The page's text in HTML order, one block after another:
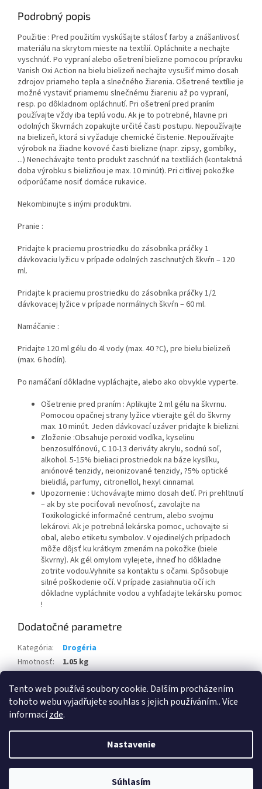
Tento web používá soubory cookie. Dalším procházením
tohoto webu vyjadřujete souhlas s jejich používáním.. Více
informacízde.
Nastavenie
Súhlasím
Podrobný popis
Použitie : Pred použitím vyskúšajte stálosť farby a znášanlivosť
materiálu na skrytom mieste na textílií. Opláchnite a nechajte
vyschnúť. Po vypraní alebo ošetrení bielizne pomocou prípravku
Vanish Oxi Action na bielu bielizeň nechajte vysušiť mimo dosah
zdrojov priameho tepla a slnečného žiarenia. Ošetrené textílie je
možné vystaviť priamemu slnečnému žiareniu až po vypraní,
resp. po dôkladnom opláchnutí. Pri ošetrení pred praním
používajte vždy iba teplú vodu. Ak je to potrebné, hlavne pri
odolných škvrnách zopakujte určité časti postupu. Nepoužívajte
na bielizeň, ktorá si vyžaduje chemické čistenie. Nepoužívajte
výrobok na žiadne kovové časti bielizne (napr. zipsy, gombíky,
...) Nenechávajte tento produkt zaschnúť na textíliách (kontaktná
doba výrobku s bielizňou je max. 10 minút). Pri citlivej pokožke
odporúčame nosiť domáce rukavice.
Nekombinujte s inými produktmi.
Pranie :
Pridajte k praciemu prostriedku do zásobníka práčky 1
dávkovaciu lyžicu v prípade odolných zaschnutých škvŕn – 120
ml.
Pridajte k praciemu prostriedku do zásobníka práčky 1/2
dávkovacej lyžice v prípade normálnych škvŕn – 60 ml.
Namáčanie :
Pridajte 120 ml gélu do 4l vody (max. 40 ?C), pre bielu bielizeň
(max. 6 hodín).
Po namáčaní dôkladne vypláchajte, alebo ako obvykle vyperte.
Ošetrenie pred praním : Aplikujte 2 ml gélu na škvrnu.
Pomocou opačnej strany lyžice vtierajte gél do škvrny
max. 10 minút. Jeden dávkovací uzáver pridajte k bielizni.
Zloženie :Obsahuje peroxid vodíka, kyselinu
benzosulfónovú, C 10-13 deriváty akrylu, sodnú soľ,
alkohol. 5-15% bieliaci prostriedok na báze kyslíku,
aniónové tenzidy, neionizované tenzidy, ?5% optické
bielidlá, parfumy, citronellol, hexyl cinnamal.
Upozornenie : Uchovávajte mimo dosah detí. Pri prehltnutí
– ak by ste pociťovali nevoľnosť, zavolajte na
Toxikologické informačné centrum, alebo svojmu
lekárovi. Ak je potrebná lekárska pomoc, uchovajte si
obal, alebo etiketu symbolov. V ojedinelých prípadoch
môže dôjsť ku krátkym zmenám na pokožke (biele
škvrny). Ak gél omylom vylejete, ihneď ho dôkladne
zotrite vodou.Vyhnite sa kontaktu s očami. Spôsobuje
silné poškodenie očí. V prípade zasiahnutia očí ich
dôkladne vypláchnite vodou a vyhľadajte lekársku pomoc
!
Dodatočné parametre
Kategória:
Drogéria
Hmotnosť:
1.05 kg
Položka bola vypredaná…
Vytvoril Shoptet
DROGERIA123.SK. Všetky práva vyhradené.